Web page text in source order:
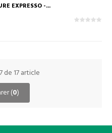
EXPRESSO -...
de 17 article
(0)